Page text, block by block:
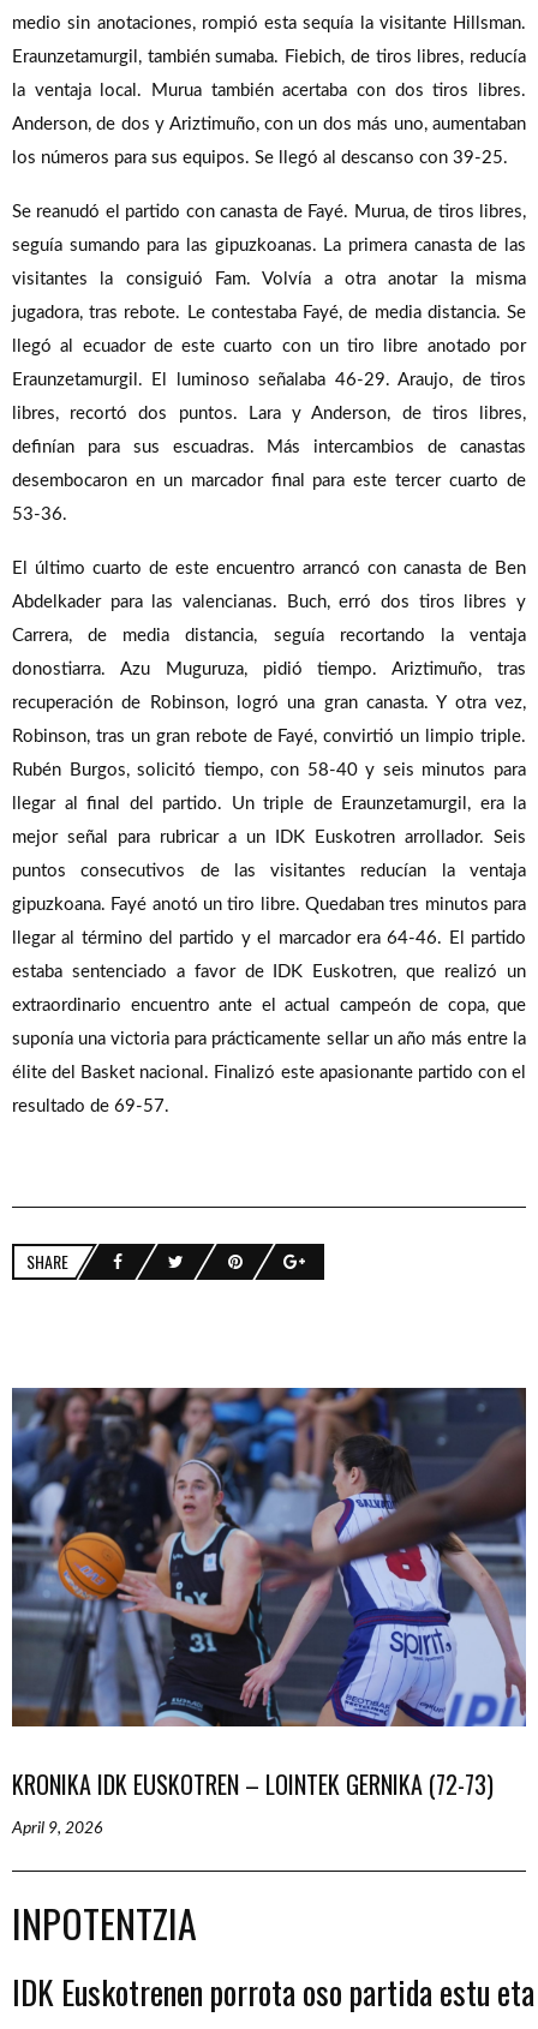
medio sin anotaciones, rompió esta sequía la visitante Hillsman.
Eraunzetamurgil, también sumaba. Fiebich, de tiros libres, reducía
la ventaja local. Murua también acertaba con dos tiros libres.
Anderson, de dos y Ariztimuño, con un dos más uno, aumentaban
los números para sus equipos. Se llegó al descanso con 39-25.
Se reanudó el partido con canasta de Fayé. Murua, de tiros libres,
seguía sumando para las gipuzkoanas. La primera canasta de las
visitantes la consiguió Fam. Volvía a otra anotar la misma
jugadora, tras rebote. Le contestaba Fayé, de media distancia. Se
llegó al ecuador de este cuarto con un tiro libre anotado por
Eraunzetamurgil. El luminoso señalaba 46-29. Araujo, de tiros
libres, recortó dos puntos. Lara y Anderson, de tiros libres,
definían para sus escuadras. Más intercambios de canastas
desembocaron en un marcador final para este tercer cuarto de
53-36.
El último cuarto de este encuentro arrancó con canasta de Ben
Abdelkader para las valencianas. Buch, erró dos tiros libres y
Carrera, de media distancia, seguía recortando la ventaja
donostiarra. Azu Muguruza, pidió tiempo. Ariztimuño, tras
recuperación de Robinson, logró una gran canasta. Y otra vez,
Robinson, tras un gran rebote de Fayé, convirtió un limpio triple.
Rubén Burgos, solicitó tiempo, con 58-40 y seis minutos para
llegar al final del partido. Un triple de Eraunzetamurgil, era la
mejor señal para rubricar a un IDK Euskotren arrollador. Seis
puntos consecutivos de las visitantes reducían la ventaja
gipuzkoana. Fayé anotó un tiro libre. Quedaban tres minutos para
llegar al término del partido y el marcador era 64-46. El partido
estaba sentenciado a favor de IDK Euskotren, que realizó un
extraordinario encuentro ante el actual campeón de copa, que
suponía una victoria para prácticamente sellar un año más entre la
élite del Basket nacional. Finalizó este apasionante partido con el
resultado de 69-57.
SHARE
KRONIKA IDK EUSKOTREN – LOINTEK GERNIKA (72-73)
April 9, 2026
INPOTENTZIA
IDK Euskotrenen porrotaoso partidaestu eta